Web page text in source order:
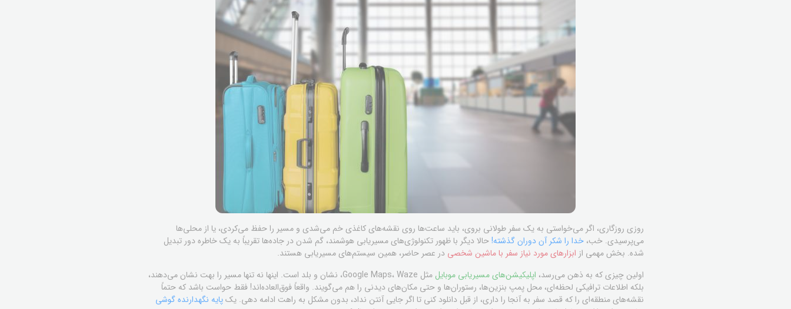
روزی روزگاری، اگر می‌خواستی به یک سفر طولانی بروی، باید ساعت‌ها روی نقشه‌های کاغذی خم می‌شدی و مسیر را حفظ می‌کردی، یا از محلی‌ها
می‌پرسیدی. خب، خدا را شکر آن دوران گذشته!حالا دیگر با ظهور تکنولوژی‌های مسیریابی هوشمند، گم شدن در جاده‌ها تقریباً به یک خاطره دور تبدیل
شده. بخش مهمی از ابزارهای مورد نیاز سفر با ماشین شخصی در عصر حاضر، همین سیستم‌های مسیریابی هستند.
اولین چیزی که به ذهن می‌رسد، اپلیکیشن‌های مسیریابی موبایل
مثل Google Maps، Waze، نشان و بلد است. اینها نه تنها مسیر را بهت نشان می‌دهند،
بلکه اطلاعات ترافیکی لحظه‌ای، محل پمپ بنزین‌ها، رستوران‌ها و حتی مکان‌های دیدنی را هم می‌گویند. واقعاً فوق‌العاده‌اند! فقط حواست باشد که حتماً
نقشه‌های منطقه‌ای را که قصد سفر به آنجا را داری، از قبل دانلود کنی تا اگر جایی آنتن نداد، بدون مشکل به راهت ادامه دهی. یکپایه نگهدارنده گوشی